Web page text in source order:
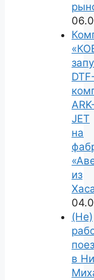
JET
на
из
(Не)
в